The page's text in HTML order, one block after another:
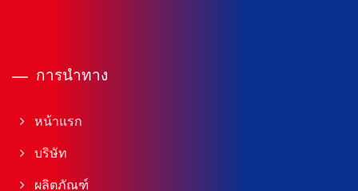
การนำทาง
หน้าแรก
บริษัท
ผลิตภัณฑ์